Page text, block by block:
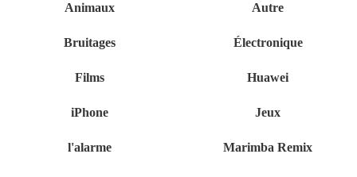
Animaux Autre
Bruitages Électronique
Films Huawei
iPhone Jeux
l'alarme Marimba Remix